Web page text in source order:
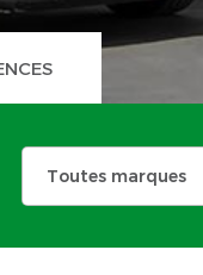
Toutes marques